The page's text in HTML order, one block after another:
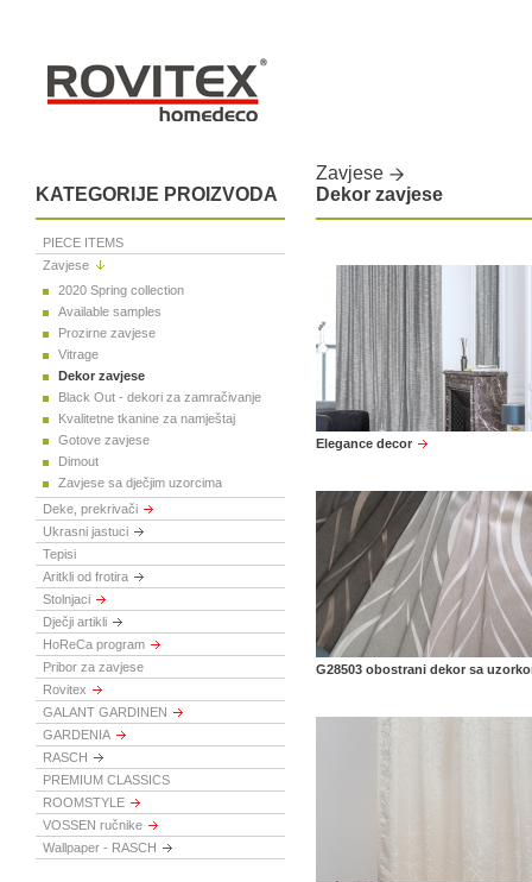
KATEGORIJE PROIZVODA
PIECE ITEMS
Zavjese
2020 Spring collection
Available samples
Prozirne zavjese
Vitrage
Dekor zavjese
Black Out - dekori za zamračivanje
Kvalitetne tkanine za namještaj
Gotove zavjese
Dimout
Zavjese sa dječjim uzorcima
Deke, prekrivači
Ukrasni jastuci
Tepisi
Aritkli od frotira
Stolnjaci
Dječji artikli
HoReCa program
Pribor za zavjese
Rovitex
GALANT GARDINEN
GARDENIA
RASCH
PREMIUM CLASSICS
ROOMSTYLE
VOSSEN ručnike
Wallpaper - RASCH
Zavjese
Dekor zavjese
Elegance decor
G28503 obostrani dekor sa